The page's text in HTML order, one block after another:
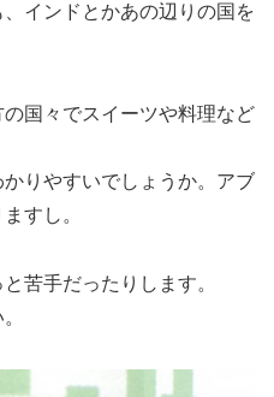
インドとかあの辺りの国を
国々でスイーツや料理など
りやすいでしょうか。アブ
すし。
苦手だったりします。